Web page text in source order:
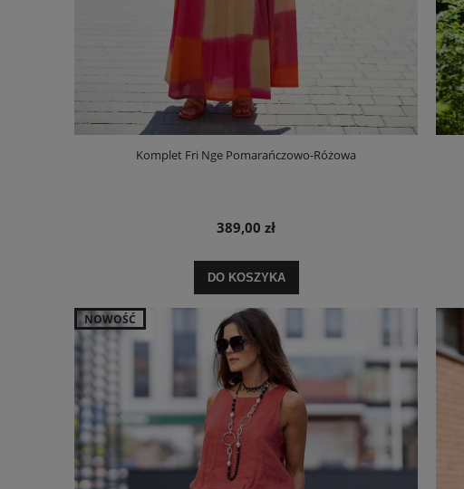
Komplet Fri Nge Pomarańczowo-Różowa
389,00 zł
DO KOSZYKA
NOWOŚĆ